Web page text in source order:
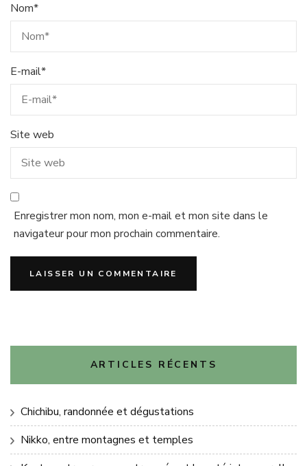
Nom*
E-mail*
Site web
Enregistrer mon nom, mon e-mail et mon site dans le
navigateur pour mon prochain commentaire.
ARTICLES RÉCENTS
Chichibu, randonnée et dégustations
Nikko, entre montagnes et temples